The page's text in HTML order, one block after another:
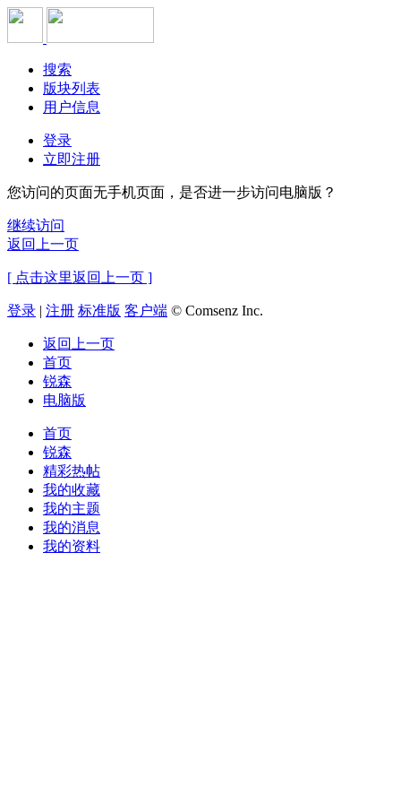
搜索
版块列表
用户信息
登录
立即注册
您访问的页面无手机页面，是否进一步访问电脑版？
继续访问
返回上一页
[ 点击这里返回上一页 ]
登录 | 注册 标准版 客户端 © Comsenz Inc.
返回上一页
首页
锐森
电脑版
首页
锐森
精彩热帖
我的收藏
我的主题
我的消息
我的资料